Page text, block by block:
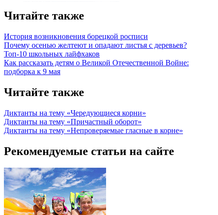
Читайте также
История возникновения борецкой росписи
Почему осенью желтеют и опадают листья с деревьев?
Топ-10 школьных лайфхаков
Как рассказать детям о Великой Отечественной Войне:
подборка к 9 мая
Читайте также
Диктанты на тему «Чередующиеся корни»
Диктанты на тему «Причастный оборот»
Диктанты на тему «Непроверяемые гласные в корне»
Рекомендуемые статьи на сайте